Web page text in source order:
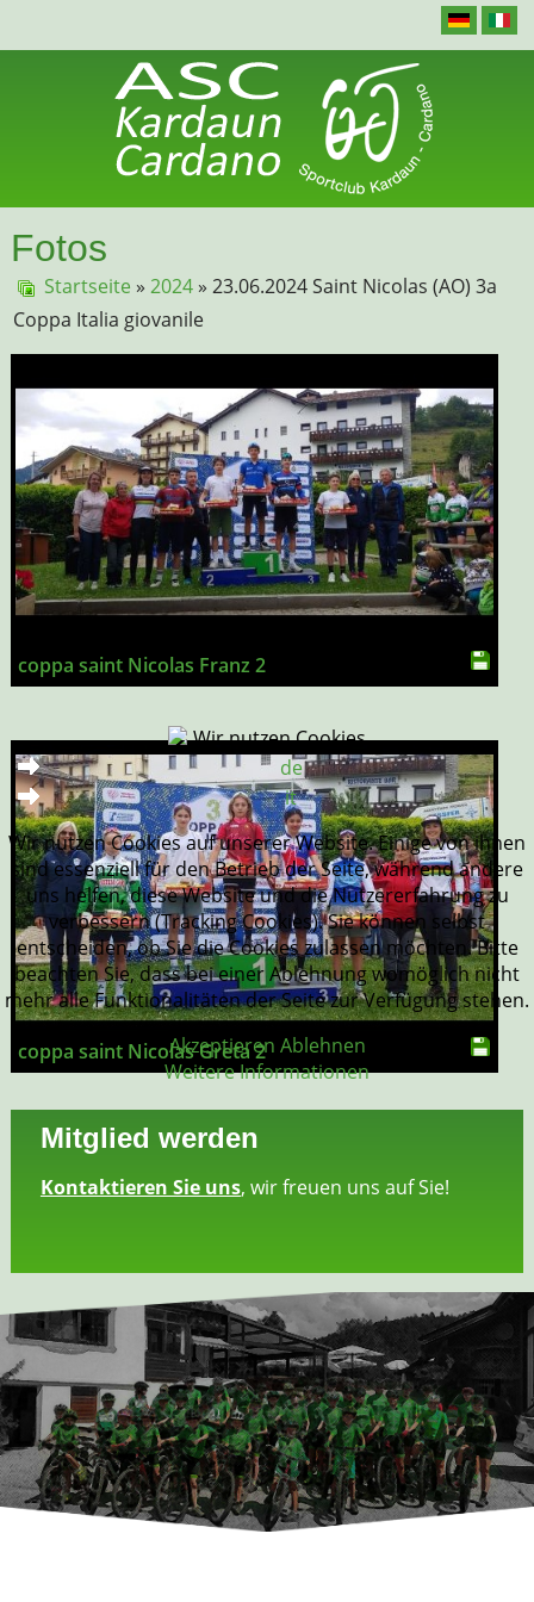
Fotos
Startseite » 2024» 23.06.2024 Saint Nicolas (AO) 3a
Coppa Italia giovanile
coppa saint Nicolas Franz 2
coppa saint Nicolas Greta 2
Mitglied werden
Kontaktieren Sie uns, wir freuen uns auf Sie!
Wir nutzen Cookies
de
it
Wir nutzen Cookies auf unserer Website. Einige von ihnen
sind essenziell für den Betrieb der Seite, während andere
uns helfen, diese Website und die Nutzererfahrung zu
verbessern (Tracking Cookies). Sie können selbst
entscheiden, ob Sie die Cookies zulassen möchten. Bitte
beachten Sie, dass bei einer Ablehnung womöglich nicht
mehr alle Funktionalitäten der Seite zur Verfügung stehen.
Akzeptieren Ablehnen
Weitere Informationen